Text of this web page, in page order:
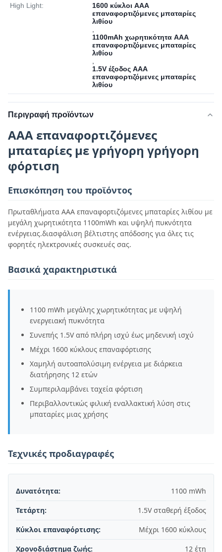
High Light:
1600 κύκλοι AAA
επαναφορτιζόμενες μπαταρίες
λιθίου
1100mAh χωρητικότητα AAA
επαναφορτιζόμενες μπαταρίες
λιθίου
1.5V έξοδος AAA
επαναφορτιζόμενες μπαταρίες
λιθίου
Περιγραφή προϊόντων
AAA επαναφορτιζόμενες
μπαταρίες με γρήγορη γρήγορη
φόρτιση
Επισκόπηση του προϊόντος
Πρωταθλήματα AAA επαναφορτιζόμενες μπαταρίες λιθίου με
μεγάλη χωρητικότητα 1100mWh και υψηλή πυκνότητα
ενέργειας.διασφάλιση βέλτιστης απόδοσης για όλες τις
φορητές ηλεκτρονικές συσκευές σας.
Βασικά χαρακτηριστικά
1100 mWh μεγάλης χωρητικότητας με υψηλή
ενεργειακή πυκνότητα
Συνεπής 1.5V από πλήρη ισχύ έως μηδενική ισχύ
Μέχρι 1600 κύκλους επαναφόρτισης
Χαμηλή αυτοαπολύσιμη ενέργεια με διάρκεια
διατήρησης 12 ετών
Συμπεριλαμβάνει ταχεία φόρτιση
Περιβαλλοντικώς φιλική εναλλακτική λύση στις
μπαταρίες μιας χρήσης
Τεχνικές προδιαγραφές
Δυνατότητα: 1100 mWh
Τετάρτη: 1.5V σταθερή έξοδος
Κύκλοι επαναφόρτισης: Μέχρι 1600 κύκλους
Χρονοδιάστημα ζωής: 12 έτη